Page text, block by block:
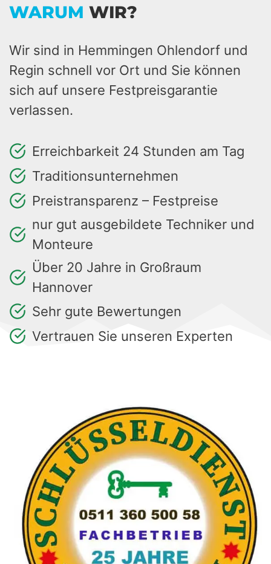
WARUM WIR?
Wir sind in Hemmingen Ohlendorf und
Regin schnell vor Ort und Sie können
sich auf unsere Festpreisgarantie
verlassen.
Erreichbarkeit 24 Stunden am Tag
Traditionsunternehmen
Preistransparenz – Festpreise
nur gut ausgebildete Techniker und
Monteure
Über 20 Jahre in Großraum
Hannover
Sehr gute Bewertungen
Vertrauen Sie unseren Experten